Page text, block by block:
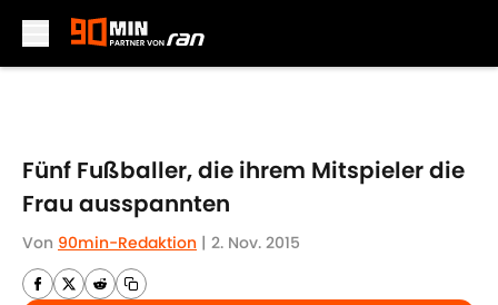
Fünf Fußballer, die ihrem Mitspieler die
Frau ausspannten
Von 90min-Redaktion | 2. Nov. 2015